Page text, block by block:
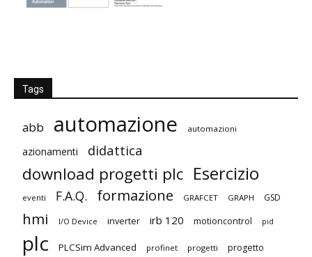
Tags
abb automazione automazioni
azionamenti didattica
download progetti plc Esercizio
eventi F.A.Q. formazione GRAFCET GRAPH GSD
hmi I/O Device inverter irb 120 motioncontrol pid
plc PLCSim Advanced profinet progetti progetto